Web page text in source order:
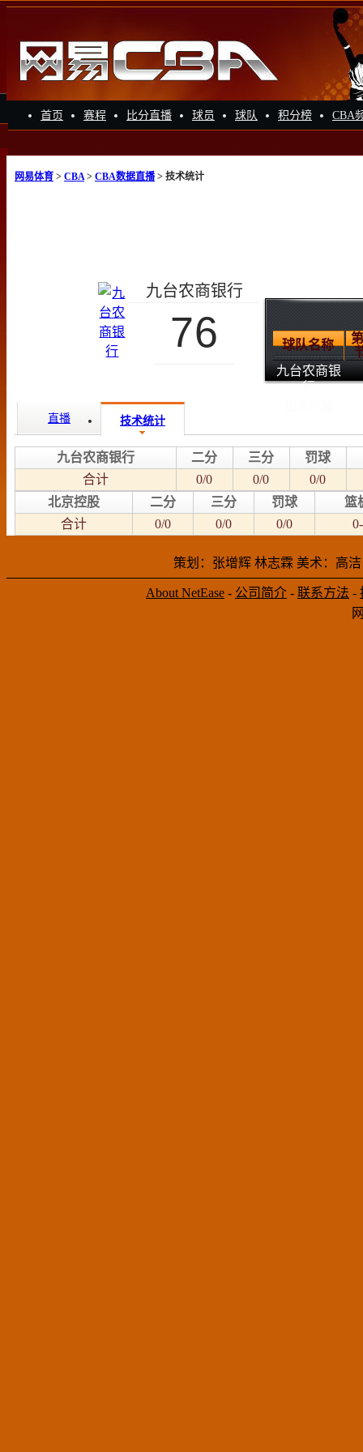
首页 赛程 比分直播 球员 球队 积分榜 CBA
网易体育 > CBA> CBA数据直播> 技术统计
九台农商银行
76 球队名称
九台农商银
行
直播 技术统计
九台农商银行 二分 三分
罚球
合计
0/0 0/0
0/0
北京控股
二分 三分 罚球
篮
合计
0/0 0/0 0/0
策划：张增辉 林志霖 美术：高
About NetEase - 公司简介 - 联系方法 -